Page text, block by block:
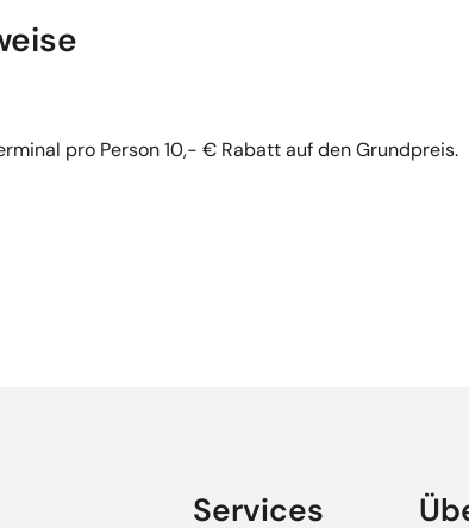
pro Person 10,- € Rabatt auf den Grundpreis.
Services